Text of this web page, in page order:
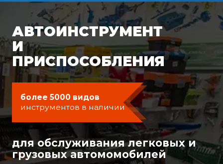
АВТОИНСТРУМЕНТ
И
ПРИСПОСОБЛЕНИЯ
более 5000 видов
инструментов в наличии
для обслуживания легковых и
грузовых автомомобилей